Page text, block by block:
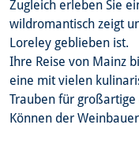
Zugleich erleben Sie
wildromantisch zeigt
Loreley geblieben ist.
Ihre Reise von Mainz
eine mit vielen
Trauben für
Können der